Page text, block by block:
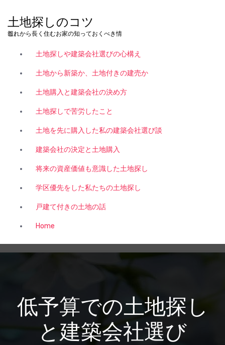
土地探しのコツ
これから長く住むお家の知っておくべき情報。
土地探しや建築会社選びの心構え
土地から新築か、土地付きの建売か
土地購入と建築会社の決め方
土地探しで苦労したこと
土地を先に購入した私の建築会社選び談
建築会社の決定と土地購入
将来の資産価値も意識した土地探し
学区優先をした私たちの土地探し
戸建て付きの土地の話
Home
低予算での土地探し
と建築会社選び